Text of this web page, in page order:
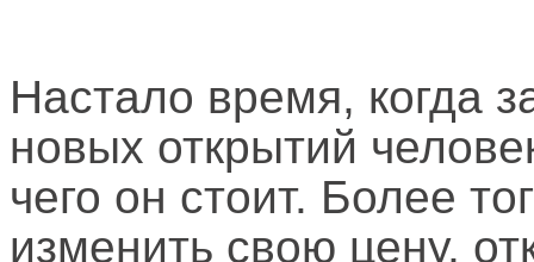
Настало время, когда
новых открытий
чего он стоит. Более
изменить свою цену,